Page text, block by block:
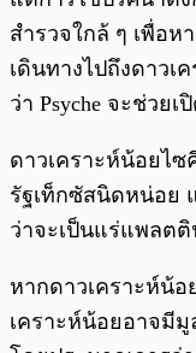
สำรวจใกล้ ๆ เพื่อห
เดินทางไปถึงดาวเ
ว่า Psyche จะช่วย
ดาวเคราะห์น้อยไ
รัฐเท็กซัสนิดหน่อย
ว่าจะเป็นแร่แพลต
หากดาวเคราะห์น้อ
เคราะห์น้อยอาจมี